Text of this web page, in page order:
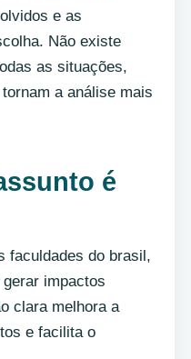
e as
Não existe
as situações,
a análise mais
é
faculdades do brasil,
impactos
clara melhora a
e facilita o